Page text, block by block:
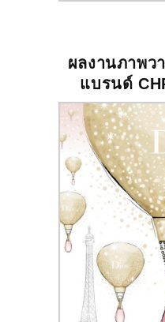
ผลงานภาพว
แบรนด์